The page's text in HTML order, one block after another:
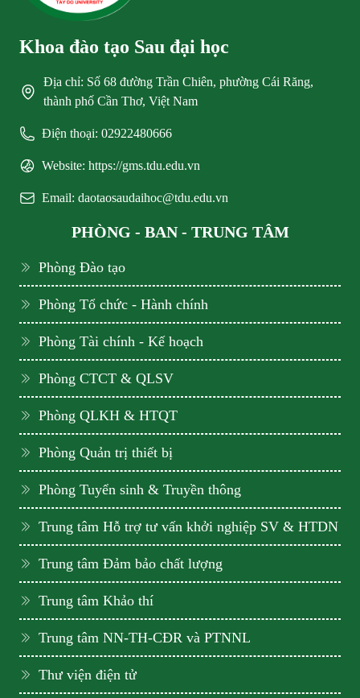
Khoa đào tạo Sau đại học
Địa chỉ: Số 68 đường Trần Chiên, phường Cái Răng,
thành phố Cần Thơ, Việt Nam
Điện thoại: 02922480666
Website: https://gms.tdu.edu.vn
Email: daotaosaudaihoc@tdu.edu.vn
PHÒNG - BAN - TRUNG TÂM
Phòng Đào tạo
Phòng Tổ chức - Hành chính
Phòng Tài chính - Kế hoạch
Phòng CTCT & QLSV
Phòng QLKH & HTQT
Phòng Quản trị thiết bị
Phòng Tuyển sinh & Truyền thông
Trung tâm Hỗ trợ tư vấn khởi nghiệp SV & HTDN
Trung tâm Đảm bảo chất lượng
Trung tâm Khảo thí
Trung tâm NN-TH-CĐR và PTNNL
Thư viện điện tử